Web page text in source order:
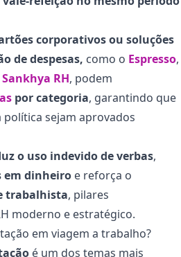
corporativos ou soluções
de despesas, como o Espresso,
Sankhya RH, podem
por categoria, garantindo que
sejam aprovados
o uso indevido de verbas,
dinheiro e reforça o
trabalhista, pilares
moderno e estratégico.
em viagem a trabalho?
é um dos temas mais